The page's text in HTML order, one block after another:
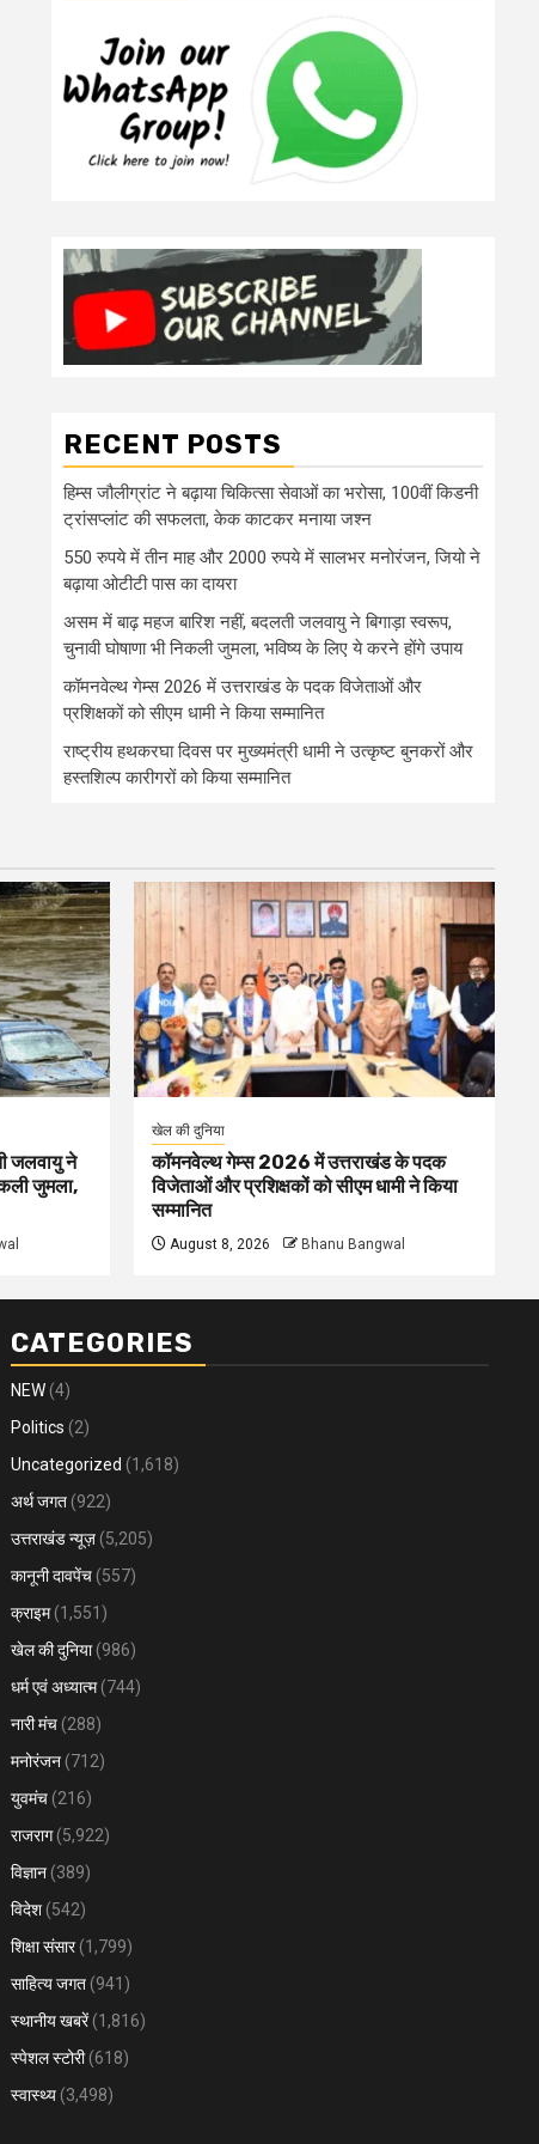
RECENT POSTS
हिम्स जौलीग्रांट ने बढ़ाया चिकित्सा सेवाओं का भरोसा, 100वीं किडनी
ट्रांसप्लांट की सफलता, केक काटकर मनाया जश्न
550 रुपये में तीन माह और 2000 रुपये में सालभर मनोरंजन, जियो ने
बढ़ाया ओटीटी पास का दायरा
असम में बाढ़ महज बारिश नहीं, बदलती जलवायु ने बिगाड़ा स्वरूप,
चुनावी घोषाणा भी निकली जुमला, भविष्य के लिए ये करने होंगे उपाय
कॉमनवेल्थ गेम्स 2026 में उत्तराखंड के पदक विजेताओं और
प्रशिक्षकों को सीएम धामी ने किया सम्मानित
राष्ट्रीय हथकरघा दिवस पर मुख्यमंत्री धामी ने उत्कृष्ट बुनकरों और
हस्तशिल्प कारीगरों को किया सम्मानित
जलवायु ने
जुमला,
खेल की दुनिया
कॉमनवेल्थ गेम्स 2026 में उत्तराखंड के पदक
विजेताओं और प्रशिक्षकों को सीएम धामी ने किया
सम्मानित
August 8, 2026 Bhanu Bangwal
CATEGORIES
NEW (4)
Politics (2)
Uncategorized (1,618)
अर्थ जगत (922)
उत्तराखंड न्यूज़ (5,205)
कानूनी दावपेंच (557)
क्राइम(1,551)
खेल की दुनिया(986)
धर्म एवं अध्यात्म(744)
नारी मंच (288)
मनोरंजन (712)
युवमंच (216)
राजराग(5,922)
विज्ञान (389)
विदेश (542)
शिक्षा संसार(1,799)
साहित्य जगत (941)
स्थानीय खबरें(1,816)
स्पेशल स्टोरी(618)
स्वास्थ्य (3,498)